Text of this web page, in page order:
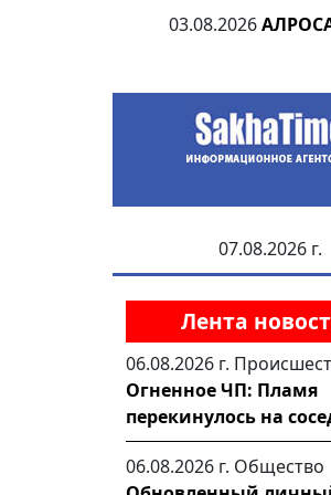
03.08.2026
07.08.2026 г.
Лента
06.08.2026 г.
Огненное ЧП: Пламя
перекинулось на
06.08.2026 г. Общество